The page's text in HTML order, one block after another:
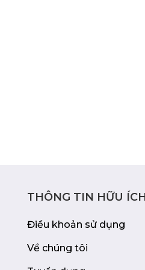
THÔNG TIN HỮU
Điều khoản sử dụng
Về chúng tôi